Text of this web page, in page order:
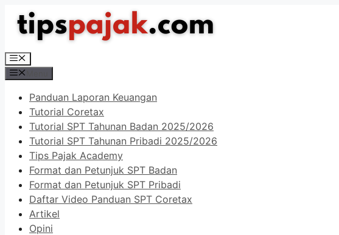
Langsung
Menu
Panduan Laporan Keuangan
Tutorial Coretax
Tutorial SPT Tahunan Badan 2025/2026
Tutorial SPT Tahunan Pribadi 2025/2026
Tips Pajak Academy
Format dan Petunjuk SPT Badan
Format dan Petunjuk SPT Pribadi
Daftar Video Panduan SPT Coretax
Artikel
Opini